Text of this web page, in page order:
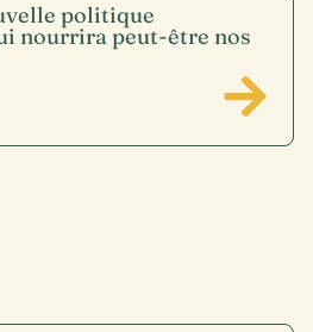
politique
nourrira peut-être nos